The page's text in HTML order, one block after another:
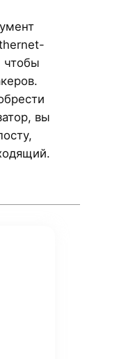
чтобы
вы